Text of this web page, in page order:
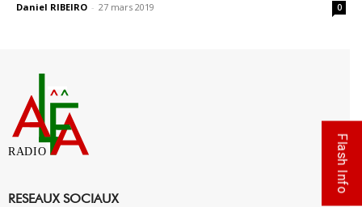
Daniel RIBEIRO - 27 mars 2019 0
RADIO
RESEAUX SOCIAUX
Flash Info